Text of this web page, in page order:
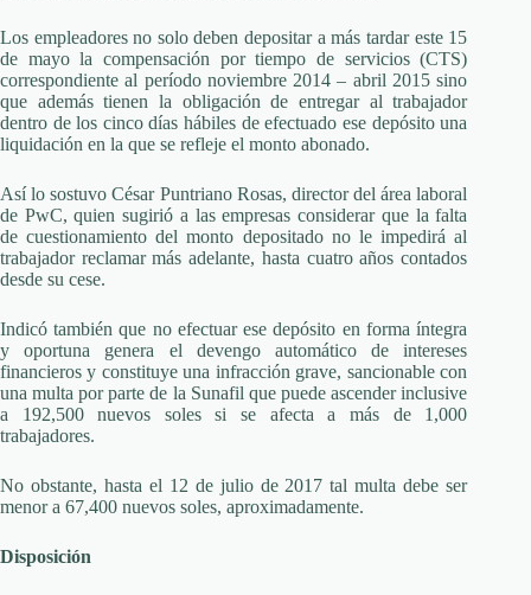
Los empleadores no solo deben depositar a más tardar este 15
de mayo la compensación por tiempo de servicios (CTS)
correspondiente al período noviembre 2014 – abril 2015 sino
que además tienen la obligación de entregar al trabajador
dentro de los cinco días hábiles de efectuado ese depósito una
liquidación en la que se refleje el monto abonado.
Así lo sostuvo César Puntriano Rosas, director del área laboral
de PwC, quien sugirió a las empresas considerar que la falta
de cuestionamiento del monto depositado no le impedirá al
trabajador reclamar más adelante, hasta cuatro años contados
desde su cese.
Indicó también que no efectuar ese depósito en forma íntegra
y oportuna genera el devengo automático de intereses
financieros y constituye una infracción grave, sancionable con
una multa por parte de la Sunafil que puede ascender inclusive
a 192,500 nuevos soles si se afecta a más de 1,000
trabajadores.
No obstante, hasta el 12 de julio de 2017 tal multa debe ser
menor a 67,400 nuevos soles, aproximadamente.
Disposición